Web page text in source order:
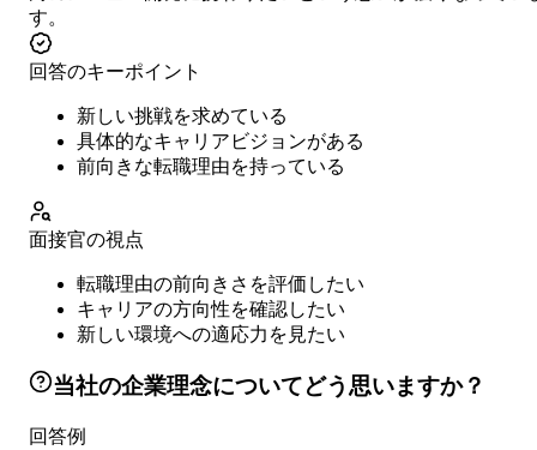
す。
回答のキーポイント
新しい挑戦を求めている
具体的なキャリアビジョンがある
前向きな転職理由を持っている
面接官の視点
転職理由の前向きさを評価したい
キャリアの方向性を確認したい
新しい環境への適応力を見たい
当社の企業理念についてどう思いますか？
回答例